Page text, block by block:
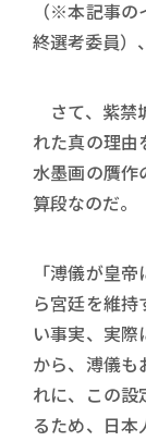
（※本記事
終選考委員）
さて、紫禁
れた真の理由
水墨画の贋作
算段なのだ。
「溥儀が皇
ら宮廷を維
い事実、実
から、溥儀も
れに、この設
るため、日本